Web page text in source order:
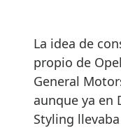
La idea de
propio de
General
aunque ya en
Styling